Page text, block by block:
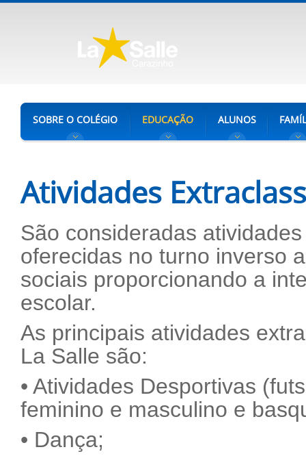
SOBRE O COLÉGIO EDUCAÇÃO ALUNOS
Atividades
São consideradas
oferecidas no turno inverso
sociais proporcionando a
escolar.
As principais atividades
La Salle são:
• Atividades Desportivas
feminino e masculino e
• Dança;